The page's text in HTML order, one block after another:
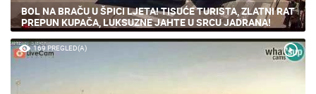
BOL NA BRAČU U ŠPICI LJETA! TISUĆE TURISTA, ZLATNI RAT
PREPUN KUPAČA, LUKSUZNE JAHTE U SRCU JADRANA!
169 PREGLED(A)